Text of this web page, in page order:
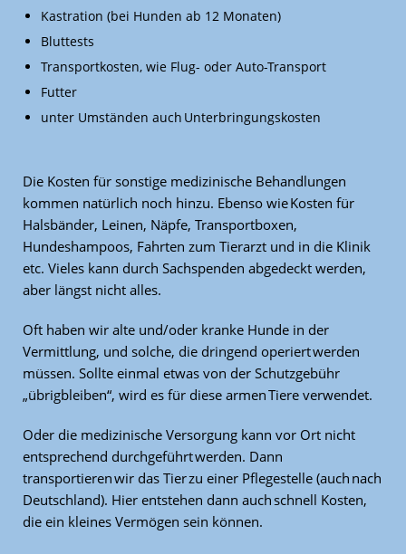
Kastration (bei Hunden ab 12 Monaten)
Bluttests
Transportkosten, wie Flug- oder Auto-Transport
Futter
unter Umständen auch Unterbringungskosten
Die Kosten für sonstige medizinische Behandlungen
kommen natürlich noch hinzu. Ebenso wie Kosten für
Halsbänder, Leinen, Näpfe, Transportboxen,
Hundeshampoos, Fahrten zum Tierarzt und in die Klinik
etc. Vieles kann durch Sachspenden abgedeckt werden,
aber längst nicht alles.
Oft haben wir alte und/oder kranke Hunde in der
Vermittlung, und solche, die dringend operiert werden
müssen. Sollte einmal etwas von der Schutzgebühr
„übrigbleiben“, wird es für diese armen Tiere verwendet.
Oder die medizinische Versorgung kann vor Ort nicht
entsprechend durchgeführt werden. Dann
transportieren wir das Tier zu einer Pflegestelle (auch nach
Deutschland). Hier entstehen dann auch schnell Kosten,
die ein kleines Vermögen sein können.